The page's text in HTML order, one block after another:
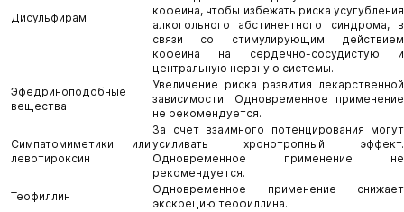
Дисульфирам
кофеина, чтобы избежать риска усугубления
алкогольного абстинентного синдрома, в
связи со стимулирующим действием
кофеина на сердечно-сосудистую и
центральную нервную системы.
Эфедриноподобные
вещества
Увеличение риска развития лекарственной
зависимости. Одновременное применение
не рекомендуется.
Симпатомиметики или
левотироксин
За счет взаимного потенцирования могут
усиливать хронотропный эффект.
Одновременное применение не
рекомендуется.
Теофиллин
Одновременное применение снижает
экскрецию теофиллина.